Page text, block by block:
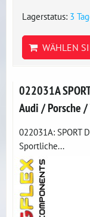
Lagerstatus: 3
WÄHLEN
022031A
Audi / Porsche /
022031A: SPORT
Sportliche...